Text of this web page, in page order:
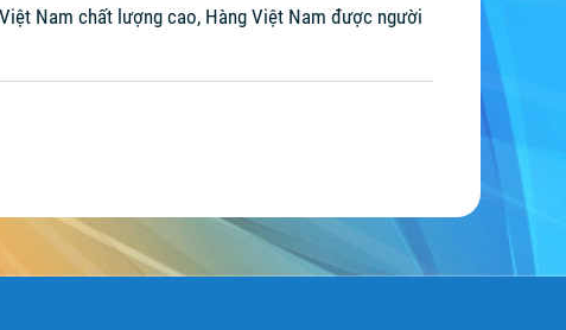
Nam chất lượng cao, Hàng Việt Nam được người